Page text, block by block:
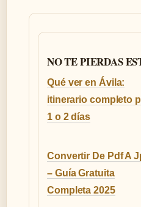
NO TE PIERDAS
Qué ver en Ávila:
itinerario completo
1 o 2 días
Convertir De Pdf A
– Guía Gratuita
Completa 2025